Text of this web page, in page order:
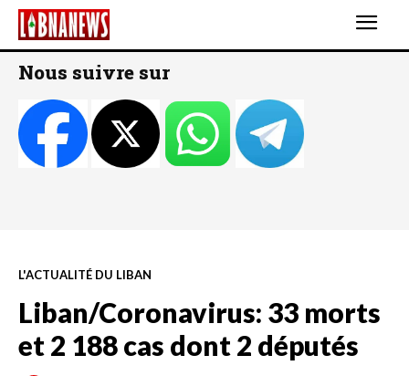
Nous suivre sur
L'ACTUALITÉ DU LIBAN
Liban/Coronavirus: 33 morts
et 2 188 cas dont 2 députés